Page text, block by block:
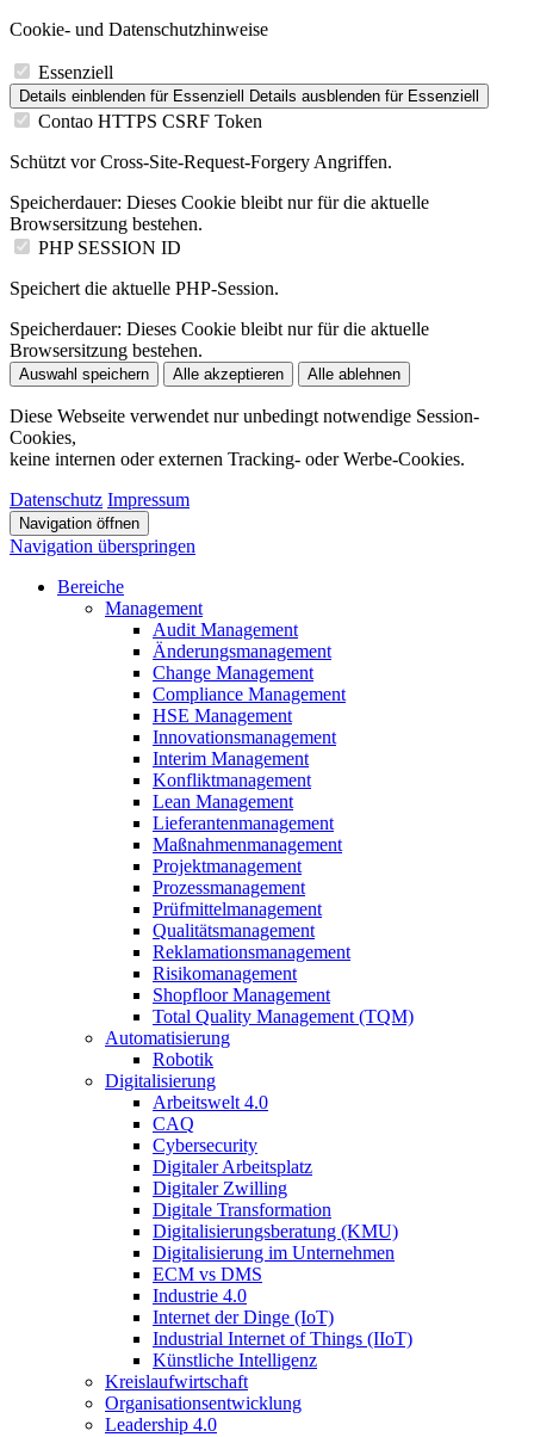
Cookie- und Datenschutzhinweise
Essenziell
Details einblenden für Essenziell Details ausblenden für Essenziell
Contao HTTPS CSRF Token
Schützt vor Cross-Site-Request-Forgery Angriffen.
Speicherdauer: Dieses Cookie bleibt nur für die aktuelle
Browsersitzung bestehen.
PHP SESSION ID
Speichert die aktuelle PHP-Session.
Speicherdauer: Dieses Cookie bleibt nur für die aktuelle
Browsersitzung bestehen.
Auswahl speichern Alle akzeptieren Alle ablehnen
Diese Webseite verwendet nur unbedingt notwendige Session-
Cookies,
keine internen oder externen Tracking- oder Werbe-Cookies.
Datenschutz Impressum
Navigation öffnen
Navigation überspringen
Bereiche
Management
Audit Management
Änderungsmanagement
Change Management
Compliance Management
HSE Management
Innovationsmanagement
Interim Management
Konfliktmanagement
Lean Management
Lieferantenmanagement
Maßnahmenmanagement
Projektmanagement
Prozessmanagement
Prüfmittelmanagement
Qualitätsmanagement
Reklamationsmanagement
Risikomanagement
Shopfloor Management
Total Quality Management (TQM)
Automatisierung
Robotik
Digitalisierung
Arbeitswelt 4.0
CAQ
Cybersecurity
Digitaler Arbeitsplatz
Digitaler Zwilling
Digitale Transformation
Digitalisierungsberatung (KMU)
Digitalisierung im Unternehmen
ECM vs DMS
Industrie 4.0
Internet der Dinge (IoT)
Industrial Internet of Things (IIoT)
Künstliche Intelligenz
Kreislaufwirtschaft
Organisationsentwicklung
Leadership 4.0